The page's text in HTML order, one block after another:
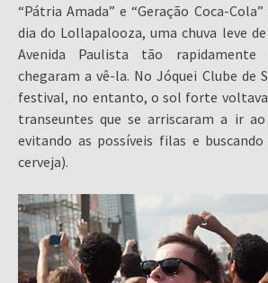
“Pátria Amada” e “Geração Coca-
dia do Lollapalooza, uma chuva leve
Avenida Paulista tão
chegaram a vê-la. No Jóquei Clube de
festival, no entanto, o sol forte voltava
transeuntes que se arriscaram a ir
evitando as possíveis filas e
cerveja).